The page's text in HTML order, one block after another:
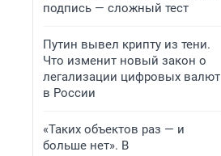
подпись — сложный тест
Путин вывел крипту из тени.
Что изменит новый закон о
легализации цифровых валют
в России
«Таких объектов раз — и
больше нет». В